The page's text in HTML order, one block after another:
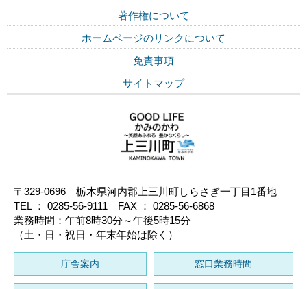
著作権について
ホームページのリンクについて
免責事項
サイトマップ
〒329-0696 栃木県河内郡上三川町しらさぎ一丁目1番地
TEL ： 0285-56-9111 FAX ： 0285-56-6868
業務時間：午前8時30分～午後5時15分
（土・日・祝日・年末年始は除く）
庁舎案内 窓口業務時間